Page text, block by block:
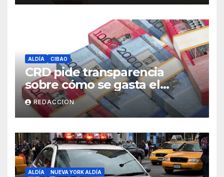
ALDÍA CIBAO
CRD pide transparencia
sobre cómo se gasta el
dinero del Seguro Familiar de
Salud
REDACCION
ALDÍA NUEVA YORK ALDÍA